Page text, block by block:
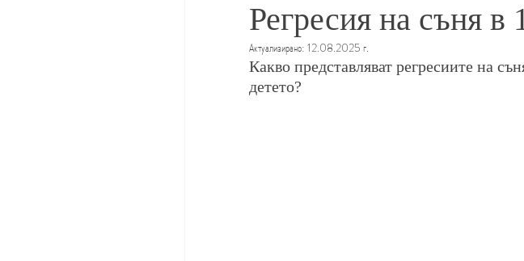
Регресия на съня в
Актуализирано: 12.08.2025 г.
Какво представляват регресиите на
детето?